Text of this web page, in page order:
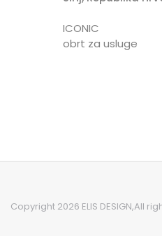
ICONIC
obrt za usluge
Copyright 2026 ELIS DESIGN,All